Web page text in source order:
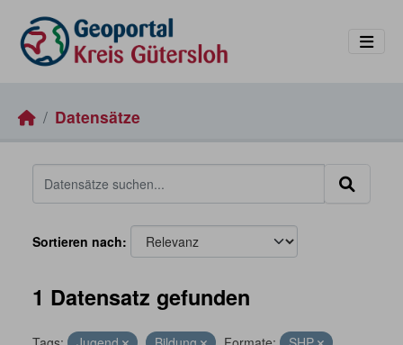
Datensätze
Sortieren nach
1 Datensatz gefunden